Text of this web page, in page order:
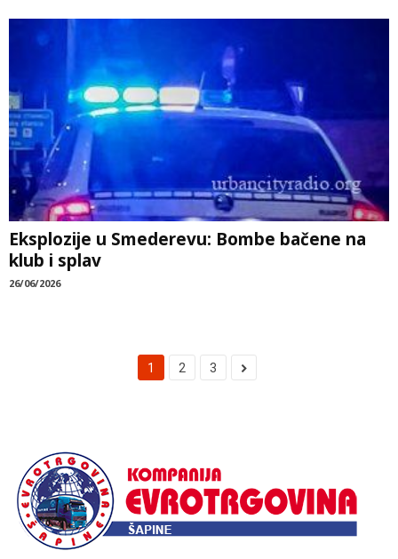
Eksplozije u Smederevu: Bombe bačene na
klub i splav
26/06/2026
1 2 3